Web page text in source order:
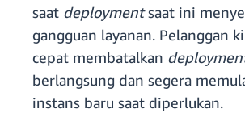
saat deploymentsaat ini
gangguan layanan. Pelanggan
cepat membatalkan
berlangsung dan segera
instans baru saat diperlukan.